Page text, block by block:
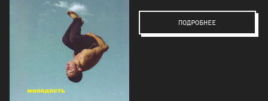
ПОДРОБНЕЕ